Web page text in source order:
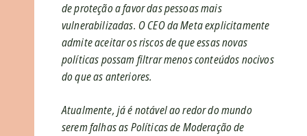
de proteção a favor das pessoas mais
vulnerabilizadas. O CEO da Meta explicitamente
admite aceitar os riscos de que essas novas
políticas possam filtrar menos conteúdos nocivos
do que as anteriores.
Atualmente, já é notável ao redor do mundo
serem falhas as Políticas de Moderação de